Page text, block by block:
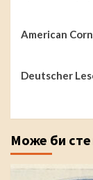
American
Deutscher
Може би сте